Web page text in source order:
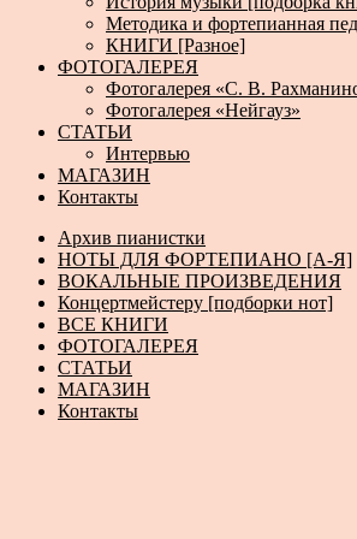
Методика и фортепианная
КНИГИ [Разное]
ФОТОГАЛЕРЕЯ
Фотогалерея «С. В.
Фотогалерея «Нейгауз»
СТАТЬИ
Интервью
МАГАЗИН
Контакты
Архив пианистки
НОТЫ ДЛЯ ФОРТЕПИАНО [А-Я]
ВОКАЛЬНЫЕ ПРОИЗВЕДЕНИЯ
Концертмейстеру [подборки нот]
ВСЕ КНИГИ
ФОТОГАЛЕРЕЯ
СТАТЬИ
МАГАЗИН
Контакты